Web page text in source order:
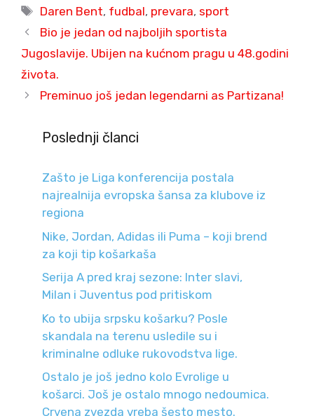
Tags
Daren Bent, fudbal, prevara, sport
Bio je jedan od najboljih sportista
Jugoslavije. Ubijen na kućnom pragu u 48.godini
života.
Preminuo još jedan legendarni as Partizana!
Poslednji članci
Zašto je Liga konferencija postala
najrealnija evropska šansa za klubove iz
regiona
Nike, Jordan, Adidas ili Puma – koji brend
za koji tip košarkaša
Serija A pred kraj sezone: Inter slavi,
Milan i Juventus pod pritiskom
Ko to ubija srpsku košarku? Posle
skandala na terenu usledile su i
kriminalne odluke rukovodstva lige.
Ostalo je još jedno kolo Evrolige u
košarci. Još je ostalo mnogo nedoumica.
Crvena zvezda vreba šesto mesto.